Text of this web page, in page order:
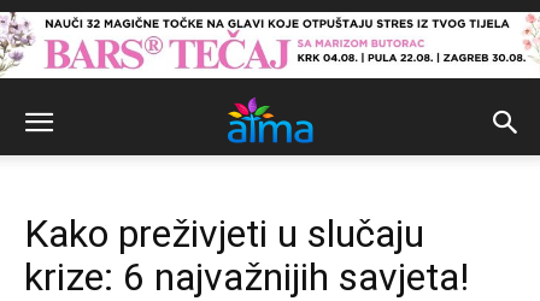
Kako preživjeti u slučaju
krize: 6 najvažnijih savjeta!